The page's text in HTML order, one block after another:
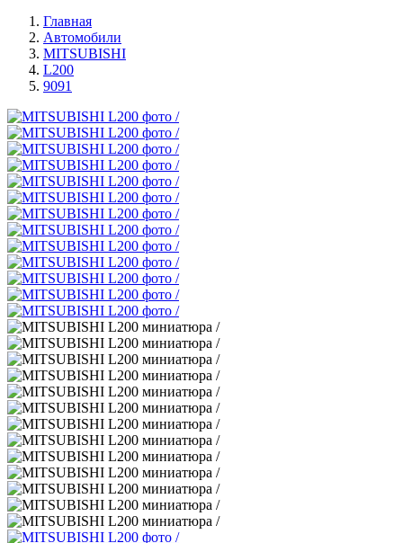
Главная
Автомобили
MITSUBISHI
L200
9091